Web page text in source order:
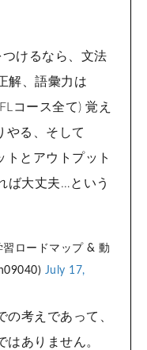
けるなら、文法
解、語彙力は
コース全て) 覚え
やる、そして
トとアウトプット
ば大丈夫…という
ロードマップ & 動
July 17,
考えであって、
ありません。